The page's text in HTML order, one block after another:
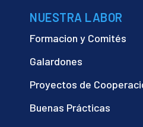
NUESTRA LABOR
Formacion y Comités
Galardones
Proyectos de
Buenas Prácticas